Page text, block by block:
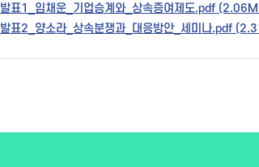
발표1_임채운_기업승계와_상속증여제도.pdf
발표2_양소라_상속분쟁과_대응방안_세미나.pdf